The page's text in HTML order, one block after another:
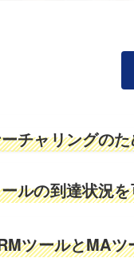
チャリングの
ルの到達状況
ツールとMA